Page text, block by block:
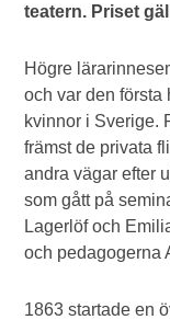
teatern. Priset
Högre
och var den första
kvinnor i Sverige.
främst de privata
andra vägar efter
som gått på
Lagerlöf och
och pedagogerna
1863 startade en